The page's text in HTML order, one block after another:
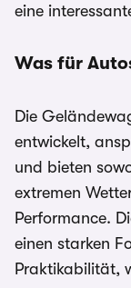
eine
Was für
Die
entwickelt,
und bieten
extremen
Performance.
einen starken
Praktikabilität,